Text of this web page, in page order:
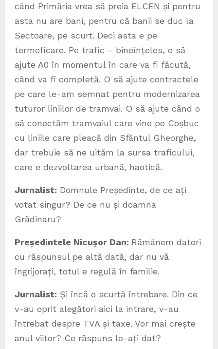
când Primăria vrea să preia ELCEN și pentru
asta nu are bani, pentru că banii se duc la
Sectoare, pe scurt. Deci asta e pe
termoficare. Pe trafic – bineînțeles, o să
ajute A0 în momentul în care va fi făcută,
când va fi completă. O să ajute contractele
pe care le-am semnat pentru modernizarea
tuturor liniilor de tramvai. O să ajute când o
să conectăm tramvaiul care vine pe Coșbuc
cu liniile care pleacă din Sfântul Gheorghe,
dar trebuie să ne uităm la sursa traficului,
care e dezvoltarea urbană, haotică.
Jurnalist: Domnule Președinte, de ce ați
votat singur? De ce nu și doamna
Grădinaru?
Președintele Nicușor Dan: Rămânem datori
cu răspunsul pe altă dată, dar nu vă
îngrijorați, totul e regulă în familie.
Jurnalist: Și încă o scurtă întrebare. Din ce
v-au oprit alegători aici la intrare, v-au
întrebat despre TVA și taxe. Vor mai crește
anul viitor? Ce răspuns le-ați dat?